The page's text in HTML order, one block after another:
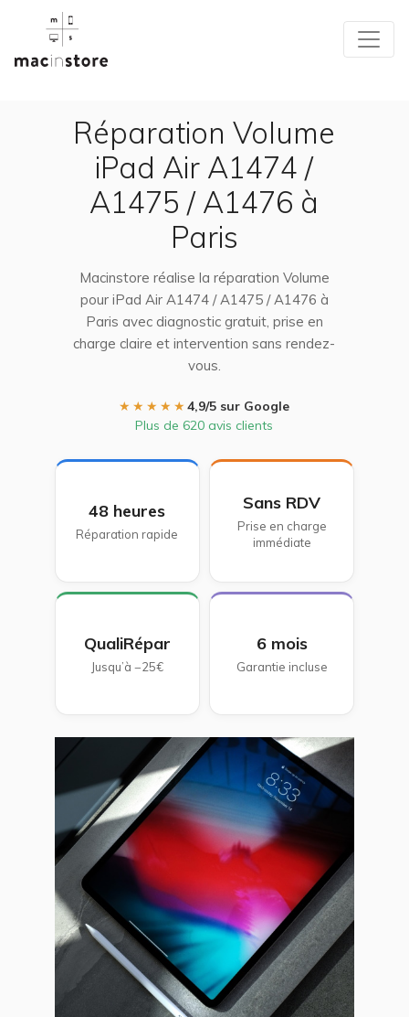
Réparation Volume
iPad Air A1474 /
A1475 / A1476 à
Paris
Macinstore réalise la réparation Volume
pour iPad Air A1474 / A1475 / A1476 à
Paris avec diagnostic gratuit, prise en
charge claire et intervention sans rendez-
vous.
★★★★★4,9/5 sur Google
Plus de 620 avis clients
48 heures
Réparation rapide
Sans RDV
Prise en charge
immédiate
QualiRépar
Jusqu’à −25€
6 mois
Garantie incluse